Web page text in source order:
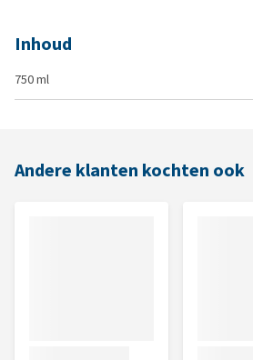
Inhoud
750 ml
Andere klanten kochten ook